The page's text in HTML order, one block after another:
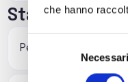
che hanno
Necessari
Stai
Per me